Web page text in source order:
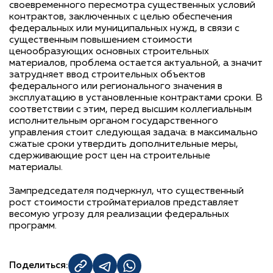
своевременного пересмотра существенных условий
контрактов, заключенных с целью обеспечения
федеральных или муниципальных нужд, в связи с
существенным повышением стоимости
ценообразующих основных строительных
материалов, проблема остается актуальной, а значит
затрудняет ввод строительных объектов
федерального или регионального значения в
эксплуатацию в установленные контрактами сроки. В
соответствии с этим, перед высшим коллегиальным
исполнительным органом государственного
управления стоит следующая задача: в максимально
сжатые сроки утвердить дополнительные меры,
сдерживающие рост цен на строительные
материалы.
Зампредседателя подчеркнул, что существенный
рост стоимости стройматериалов представляет
весомую угрозу для реализации федеральных
программ.
Поделиться: